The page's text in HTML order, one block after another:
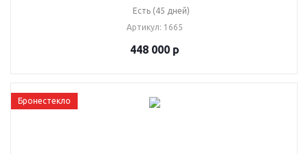
Есть (45 дней)
Артикул: 1665
448 000р
Бронестекло